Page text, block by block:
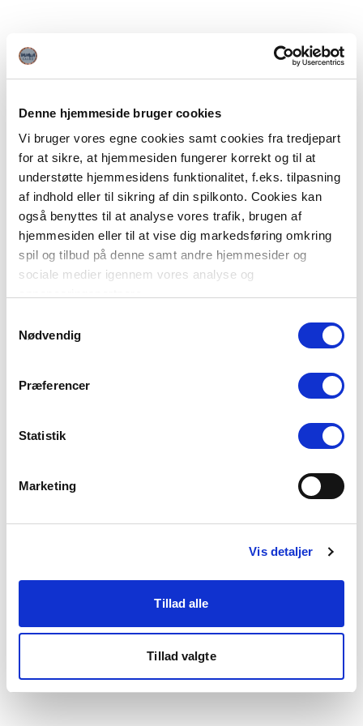
Denne hjemmeside bruger cookies
Vi bruger vores egne cookies samt cookies fra tredjepart
for at sikre, at hjemmesiden fungerer korrekt og til at
understøtte hjemmesidens funktionalitet, f.eks. tilpasning
af indhold eller til sikring af din spilkonto. Cookies kan
også benyttes til at analyse vores trafik, brugen af
hjemmesiden eller til at vise dig markedsføring omkring
spil og tilbud på denne samt andre hjemmesider og
sociale medier igennem vores analyse og
Du kan læse mere om vores brug af cookies under
"Detaljer" eller ved at klikke videre til vores Cookiepolitik,
Nødvendig
Præferencer
Statistik
Marketing
Vis detaljer
Tillad alle
Tillad valgte